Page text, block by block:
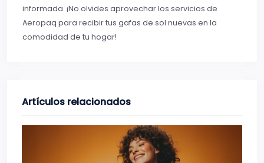
informada. ¡No olvides aprovechar los servicios de
Aeropaq para recibir tus gafas de sol nuevas en la
comodidad de tu hogar!
Artículos relacionados